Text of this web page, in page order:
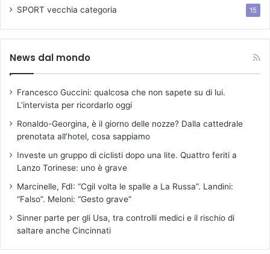
SPORT vecchia categoria 15
News dal mondo
Francesco Guccini: qualcosa che non sapete su di lui.
L’intervista per ricordarlo oggi
Ronaldo-Georgina, è il giorno delle nozze? Dalla cattedrale
prenotata all’hotel, cosa sappiamo
Investe un gruppo di ciclisti dopo una lite. Quattro feriti a
Lanzo Torinese: uno è grave
Marcinelle, FdI: “Cgil volta le spalle a La Russa”. Landini:
“Falso”. Meloni: “Gesto grave”
Sinner parte per gli Usa, tra controlli medici e il rischio di
saltare anche Cincinnati